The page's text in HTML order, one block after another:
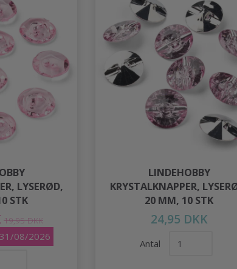
LYSERØD,
STK
19,95 DKK
08/2026
LINDEHOBBY
KRYSTALKNAPPER,
20 MM, 10 STK
24,95 DKK
Antal